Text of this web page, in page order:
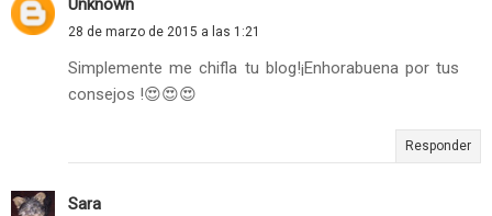
Unknown
28 de marzo de 2015 a las 1:21
Simplemente me chifla tu blog!¡Enhorabuena por tus
consejos !😍😍😍
Responder
Sara